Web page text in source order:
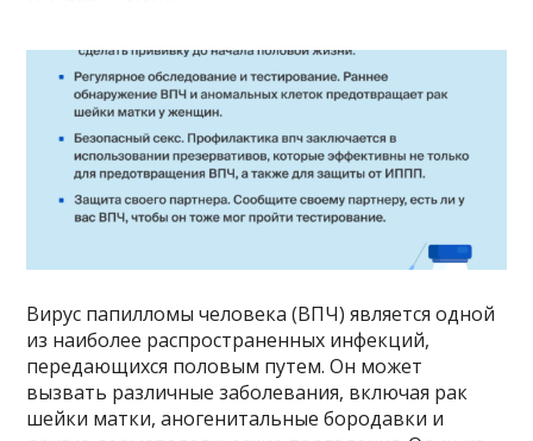
Вирус папилломы человека (ВПЧ) является одной
из наиболее распространенных инфекций,
передающихся половым путем. Он может
вызвать различные заболевания, включая рак
шейки матки, аногенитальные бородавки и